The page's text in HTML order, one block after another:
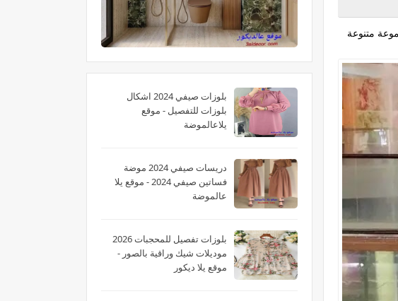
متنوعة
بلوزات صيفي 2024 اشكال
بلوزات للتفصيل - موقع
يلاعالموضة
دريسات صيفي 2024 موضة
فساتين صيفي 2024 - موقع يلا
عالموضة
بلوزات تفصيل للمحجبات 2026
موديلات شيك وراقية بالصور -
موقع يلا ديكور